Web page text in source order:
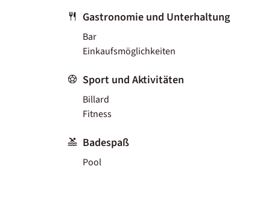
Gastronomie und Unterhaltung
Bar
Einkaufsmöglichkeiten
Sport und Aktivitäten
Billard
Fitness
Badespaß
Pool